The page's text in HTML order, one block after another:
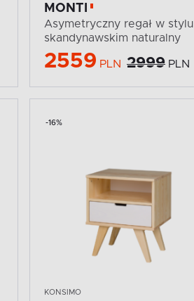
MONTI
Asymetryczny regał w stylu
skandynawskim naturalny
2559 PLN 2999 PLN
-16%
KONSIMO